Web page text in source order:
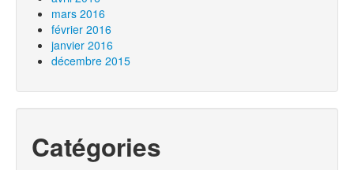
mars 2016
février 2016
janvier 2016
décembre 2015
Catégories